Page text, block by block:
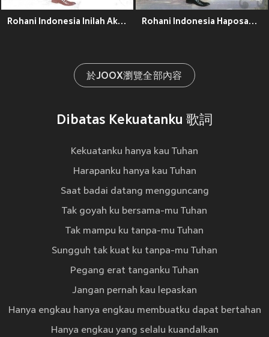
Rohani Indonesia Inilah Aku Tuhan Rohani Indonesia Haposan Panjaitan Inilah Aku Tuhan
於JOOX瀏覽全部內容
Dibatas Kekuatanku 歌詞
Kekuatanku hanya kau Tuhan
Harapanku hanya kau Tuhan
Saat badai datang mengguncang
Tak goyah ku bersama-mu Tuhan
Tak mampu ku tanpa-mu Tuhan
Sungguh tak kuat ku tanpa-mu Tuhan
Pegang erat tanganku Tuhan
Jangan pernah kau lepaskan
Hanya engkau hanya engkau membuatku dapat bertahan
Hanya engkau yang selalu kuandalkan